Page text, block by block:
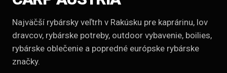
Najväčší rybársky veľtrh v Rakúsku pre kaprárinu, lov
dravcov, rybárske potreby, outdoor vybavenie, boilies,
rybárske oblečenie a popredné európske rybárske
značky.